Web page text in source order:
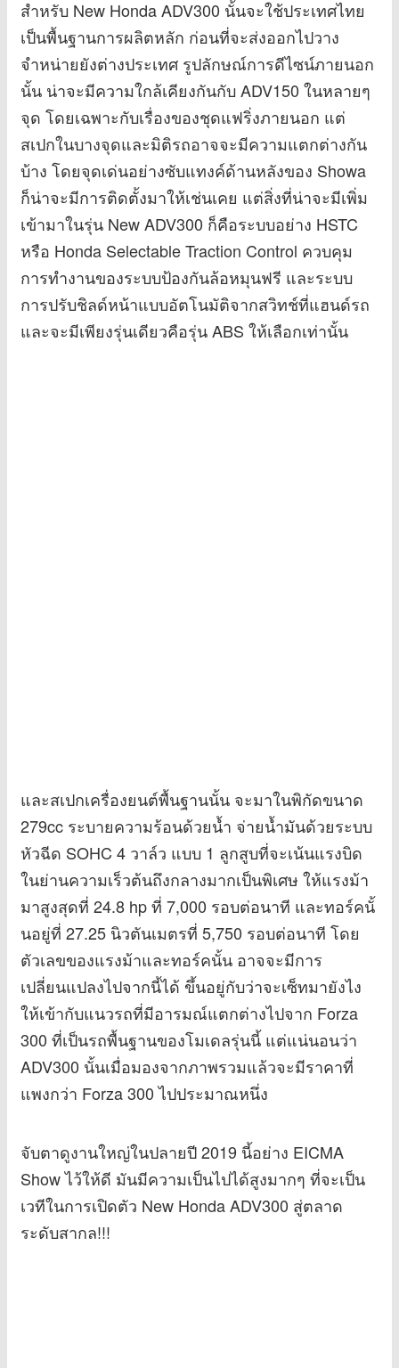
สำหรับ New Honda ADV300 นั้นจะใช้ประเทศไทย
เป็นพื้นฐานการผลิตหลัก ก่อนที่จะส่งออกไปวาง
จำหน่ายยังต่างประเทศ รูปลักษณ์การดีไซน์ภายนอก
นั้น น่าจะมีความใกล้เคียงกันกับ ADV150 ในหลายๆ
จุด โดยเฉพาะกับเรื่องของชุดแฟริ่งภายนอก แต่
สเปกในบางจุดและมิติรถอาจจะมีความแตกต่างกัน
บ้าง โดยจุดเด่นอย่างซับแทงค์ด้านหลังของ Showa
ก็น่าจะมีการติดตั้งมาให้เช่นเคย แต่สิ่งที่น่าจะมีเพิ่ม
เข้ามาในรุ่น New ADV300 ก็คือระบบอย่าง HSTC
หรือ Honda Selectable Traction Control ควบคุม
การทำงานของระบบป้องกันล้อหมุนฟรี และระบบ
การปรับชิลด์หน้าแบบอัตโนมัติจากสวิทช์ที่แฮนด์รถ
และจะมีเพียงรุ่นเดียวคือรุ่น ABS ให้เลือกเท่านั้น
และสเปกเครื่องยนต์พื้นฐานนั้น จะมาในพิกัดขนาด
279cc ระบายความร้อนด้วยน้ำ จ่ายน้ำมันด้วยระบบ
หัวฉีด SOHC 4 วาล์ว แบบ 1 ลูกสูบที่จะเน้นแรงบิด
ในย่านความเร็วต้นถึงกลางมากเป็นพิเศษ ให้แรงม้า
มาสูงสุดที่ 24.8 hp ที่ 7,000 รอบต่อนาที และทอร์คนั้
นอยู่ที่ 27.25 นิวตันเมตรที่ 5,750 รอบต่อนาที โดย
ตัวเลขของแรงม้าและทอร์คนั้น อาจจะมีการ
เปลี่ยนแปลงไปจากนี้ได้ ขึ้นอยู่กับว่าจะเซ็ทมายังไง
ให้เข้ากับแนวรถที่มีอารมณ์แตกต่างไปจาก Forza
300 ที่เป็นรถพื้นฐานของโมเดลรุ่นนี้ แต่แน่นอนว่า
ADV300 นั้นเมื่อมองจากภาพรวมแล้วจะมีราคาที่
แพงกว่า Forza 300 ไปประมาณหนึ่ง
จับตาดูงานใหญ่ในปลายปี 2019 นี้อย่าง EICMA
Show ไว้ให้ดี มันมีความเป็นไปได้สูงมากๆ ที่จะเป็น
เวทีในการเปิดตัว New Honda ADV300 สู่ตลาด
ระดับสากล!!!